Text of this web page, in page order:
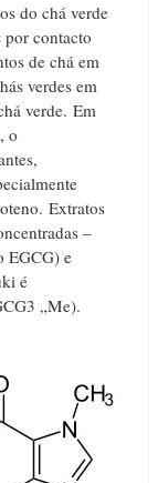
do chá verde
por contacto
de chá em
verdes em
verde. Em
o
Extratos
–
EGCG) e
é
„Me).